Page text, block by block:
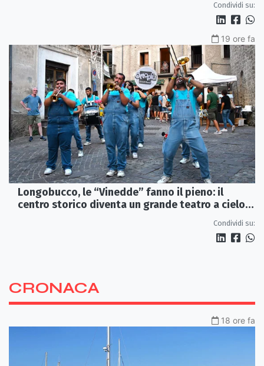
Condividi su:
19 ore fa
Longobucco, le “Vinedde” fanno il pieno: il
centro storico diventa un grande teatro a cielo
Condividi su:
CRONACA
18 ore fa